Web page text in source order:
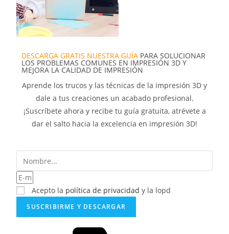
DESCARGA GRATIS NUESTRA GUÍA PARA SOLUCIONAR
LOS PROBLEMAS COMUNES EN IMPRESIÓN 3D Y
MEJORA LA CALIDAD DE IMPRESIÓN
Aprende los trucos y las técnicas de la impresión 3D y
dale a tus creaciones un acabado profesional.
¡Suscríbete ahora y recibe tu guía gratuita, atrévete a
dar el salto hacia la excelencia en impresión 3D!
Acepto la política de privacidad y la lopd
SUSCRIBIRME Y DESCARGAR